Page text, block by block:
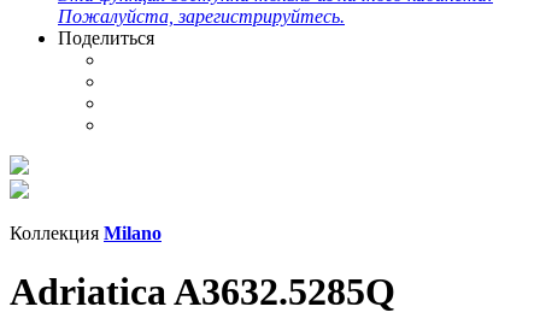
Пожалуйста, зарегистрируйтесь.
Поделиться
Коллекция Milano
Adriatica A3632.5285Q